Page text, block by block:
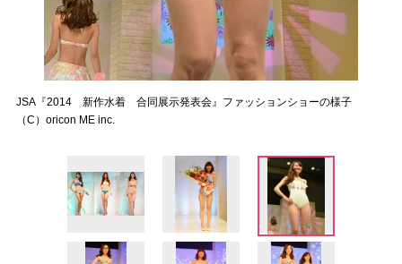
JSA『2014 新作水着 合同展示発表会』ファッションショーの様子
（C）oricon ME inc.